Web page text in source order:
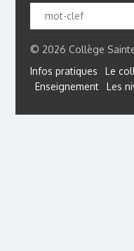
© 2026 Collège
Infos pratiques
Le
Enseignement
Les